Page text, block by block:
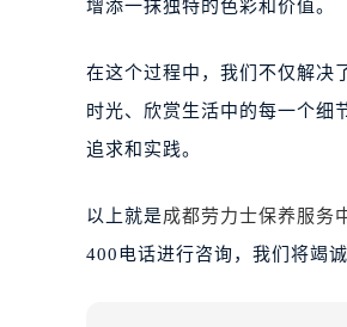
增添一抹独特的色彩和价值。
在这个过程中，我们不仅解决
时光、欣赏生活中的每一个细
追求和实践。
以上就是成都劳力士保养服务
400电话进行咨询，我们将竭诚